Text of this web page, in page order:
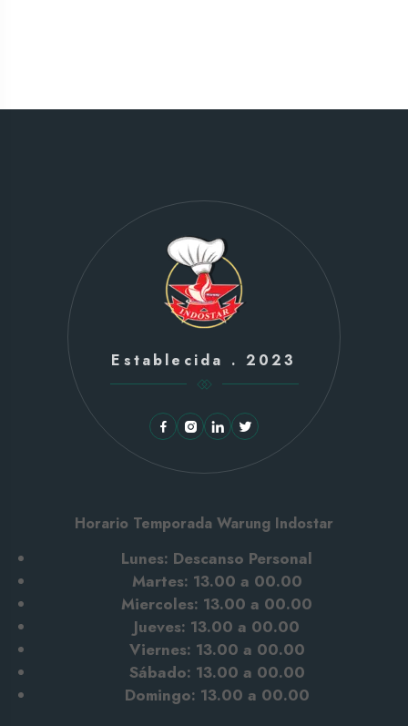
Horario Temporada Warung Indostar
Lunes: Descanso Personal
Martes: 13.00 a 00.00
Miercoles: 13.00 a 00.00
Jueves: 13.00 a 00.00
Viernes: 13.00 a 00.00
Sábado: 13.00 a 00.00
Domingo: 13.00 a 00.00
Establecida . 2023